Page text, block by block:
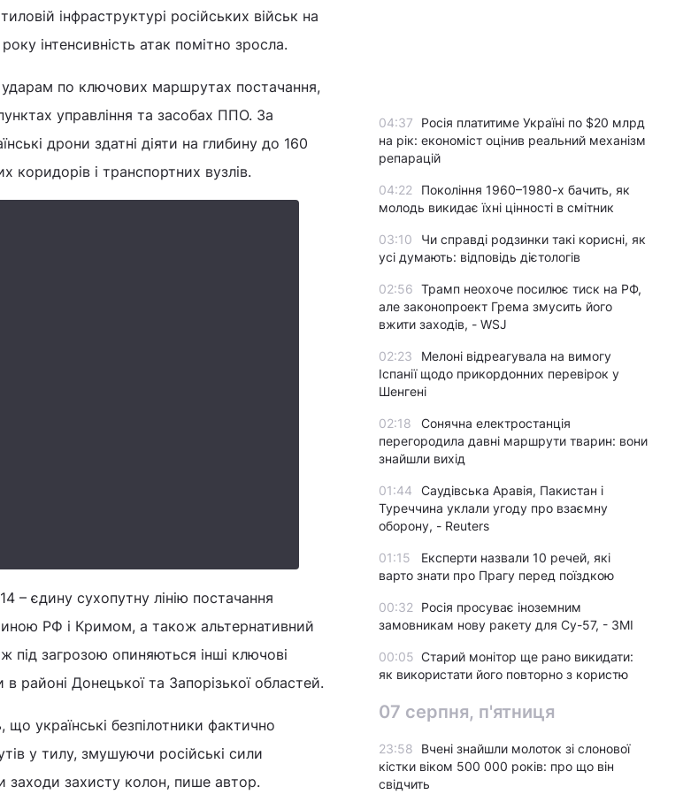
інфраструктурі російських військ на
інтенсивність атак помітно зросла.
ударам по ключових маршрутах постачання,
управління та засобах ППО. За
дрони здатні діяти на глибину до 160
коридорів і транспортних вузлів.
– єдину сухопутну лінію постачання
РФ і Кримом, а також альтернативний
загрозою опиняються інші ключові
районі Донецької та Запорізької областей.
що українські безпілотники фактично
у тилу, змушуючи російські сили
заходи захисту колон, пише автор.
04:37
Росія платитиме Україні по $20 млрд
на рік: економіст оцінив реальний механізм
репарацій
04:22
Покоління 1960–1980-х бачить, як
молодь викидає їхні цінності в смітник
03:10
Чи справді родзинки такі корисні, як
усі думають: відповідь дієтологів
02:56 Трамп неохоче посилює тиск на РФ,
але законопроект Грема змусить його
вжити заходів, - WSJ
02:23
Мелоні відреагувала на вимогу
Іспанії щодо прикордонних перевірок у
Шенгені
02:18
Сонячна електростанція
перегородила давні маршрути тварин: вони
знайшли вихід
01:44
Саудівська Аравія, Пакистан і
Туреччина уклали угоду про взаємну
оборону, - Reuters
01:15
Експерти назвали 10 речей, які
варто знати про Прагу перед поїздкою
00:32
Росія просуває іноземним
замовникам нову ракету для Су-57, - ЗМІ
00:05 Старий монітор ще рано викидати:
як використати його повторно з користю
07 серпня, п'ятниця
23:58
Вчені знайшли молоток зі слонової
кістки віком 500 000 років: про що він
свідчить